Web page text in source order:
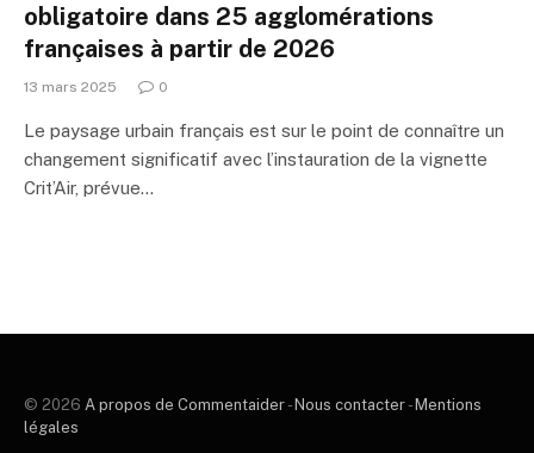
obligatoire dans 25 agglomérations
françaises à partir de 2026
13 mars 2025 0
Le paysage urbain français est sur le point de connaître un
changement significatif avec l’instauration de la vignette
Crit’Air, prévue…
© 2026 A propos de Commentaider -Nous contacter -Mentions
légales